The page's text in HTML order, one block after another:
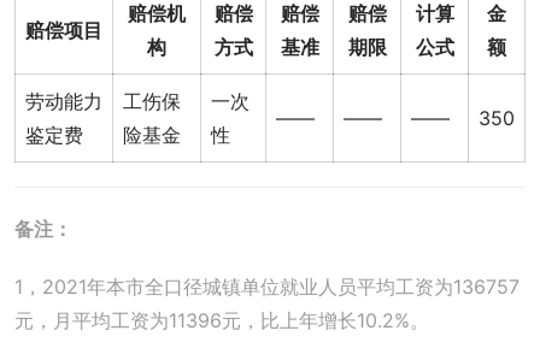
赔偿项目
赔偿机
构
赔偿
方式
赔偿
基准
赔偿
期限
计算
公式
金
额
劳动能力
鉴定费
工伤保
险基金
一次
性
—— —— —— 350
备注：
1，2021年本市全口径城镇单位就业人员平均工资为136757
元，月平均工资为11396元，比上年增长10.2%。